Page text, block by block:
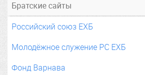
Братские сайты
Российский союз ЕХБ
Молодёжное служение РС ЕХБ
Фонд Варнава